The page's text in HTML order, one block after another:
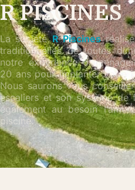
R PISCINES
La sociétéR Piscines
traditionnelles de toutes
notre expérience
20 ans pour implanter votre
Nous saurons vous
escaliers et son système de
également au besoin
piscine.